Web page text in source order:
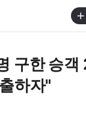
구한 승객
하자"